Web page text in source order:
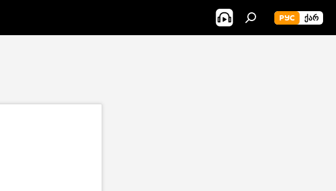
РУС ᲥᲐᲠ